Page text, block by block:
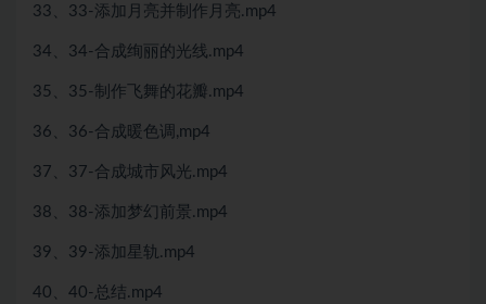
33、33-添加月亮并制作月亮.mp4
34、34-合成绚丽的光线.mp4
35、35-制作飞舞的花瓣.mp4
36、36-合成暖色调,mp4
37、37-合成城市风光.mp4
38、38-添加梦幻前景.mp4
39、39-添加星轨.mp4
40、40-总结.mp4